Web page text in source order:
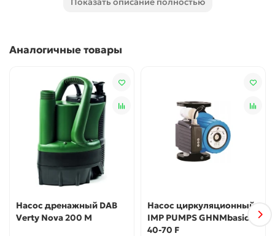
колпачком ручной регулировки, а также два обжимных
Резьба присоединений – наружная. Диаметр патрубка для
стандарту «евроконус», 3/4". Рабочая температура – до 120
°С, давление – до 10 бар.
Аналогичные товары
Насос дренажный DAB
Verty Nova 200 M
Насос циркуляционный
IMP PUMPS GHNMbasic II
40-70 F